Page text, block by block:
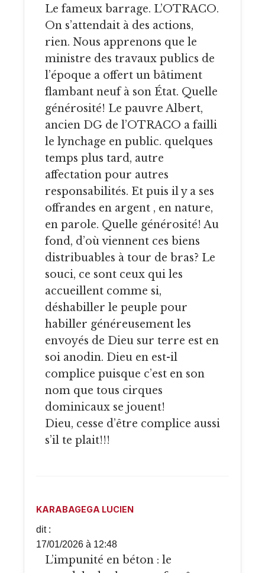
Le fameux barrage. L’OTRACO.
On s’attendait à des actions,
rien. Nous apprenons que le
ministre des travaux publics de
l’époque a offert un bâtiment
flambant neuf à son État. Quelle
générosité! Le pauvre Albert,
ancien DG de l’OTRACO a failli
le lynchage en public. quelques
temps plus tard, autre
affectation pour autres
responsabilités. Et puis il y a ses
offrandes en argent , en nature,
en parole. Quelle générosité! Au
fond, d’où viennent ces biens
distribuables à tour de bras? Le
souci, ce sont ceux qui les
accueillent comme si,
déshabiller le peuple pour
habiller généreusement les
envoyés de Dieu sur terre est en
soi anodin. Dieu en est-il
complice puisque c’est en son
nom que tous cirques
dominicaux se jouent!
Dieu, cesse d’être complice aussi
s’il te plait!!!
KARABAGEGA LUCIEN
dit :
17/01/2026 à 12:48
L’impunité en béton : le